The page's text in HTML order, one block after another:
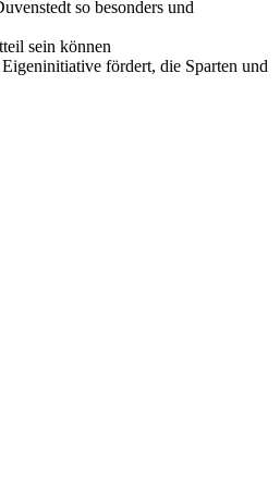
so besonders und
sein können
fördert, die Sparten und